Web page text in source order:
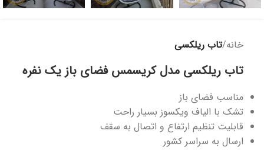
خانه تاب ریلکسی
تاب ریلکسی مدل کریسمس فضای باز یک نفره
مناسب فضای باز
تشک با الیاف ویکسوز بسیار راحت
قابلیت تنظیم ارتفاع و اتصال به سقف
ارسال به سراسر کشور